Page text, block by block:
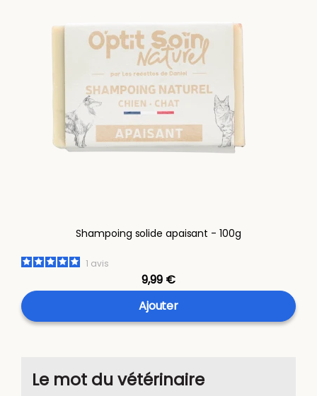
Shampoing solide apaisant - 100g
1 avis
9,99 €
Ajouter
Le mot du vétérinaire